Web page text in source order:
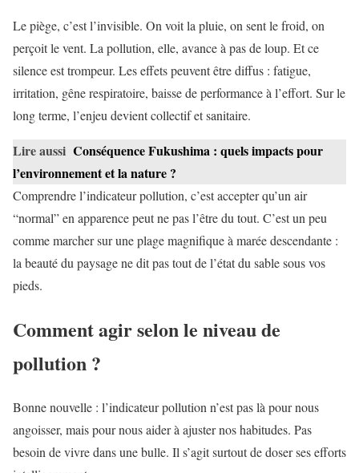
Le piège, c’est l’invisible. On voit la pluie, on sent le froid, on
perçoit le vent. La pollution, elle, avance à pas de loup. Et ce
silence est trompeur. Les effets peuvent être diffus : fatigue,
irritation, gêne respiratoire, baisse de performance à l’effort. Sur le
long terme, l’enjeu devient collectif et sanitaire.
Lire aussi Conséquence Fukushima : quels impacts pour
l’environnement et la nature ?
Comprendre l’indicateur pollution, c’est accepter qu’un air
“normal” en apparence peut ne pas l’être du tout. C’est un peu
comme marcher sur une plage magnifique à marée descendante :
la beauté du paysage ne dit pas tout de l’état du sable sous vos
pieds.
Comment agir selon le niveau de
pollution ?
Bonne nouvelle : l’indicateur pollution n’est pas là pour nous
angoisser, mais pour nous aider à ajuster nos habitudes. Pas
besoin de vivre dans une bulle. Il s’agit surtout de doser ses efforts